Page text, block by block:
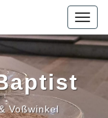
Voßwinkel